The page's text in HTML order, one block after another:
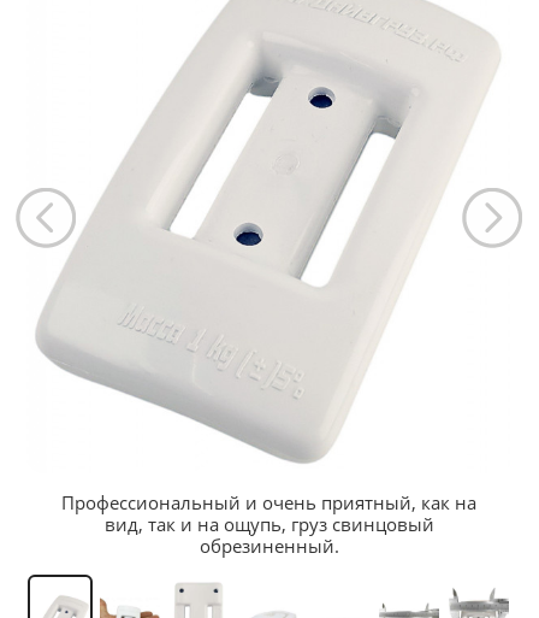
Профессиональный и очень приятный, как на
вид, так и на ощупь, груз свинцовый
обрезиненный.